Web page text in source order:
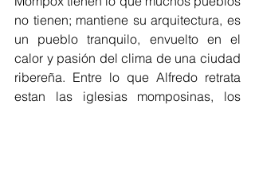
no tienen; mantiene su arquitectura, es
un pueblo tranquilo, envuelto en el
calor y pasión del clima de una ciudad
ribereña. Entre lo que Alfredo retrata
estan las iglesias momposinas, los